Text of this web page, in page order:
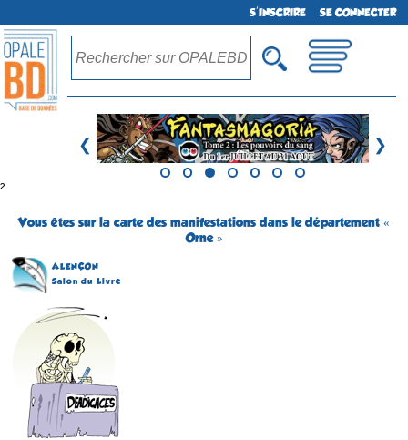
S'INSCRIRE SE CONNECTER
❮ ❯
²
Vous êtes sur la carte des manifestations dans le département «
Orne »
ALENÇON
Salon du Livre